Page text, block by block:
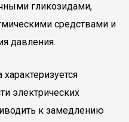
гликозидами,
средствами и
давления.
электрических
к замедлению